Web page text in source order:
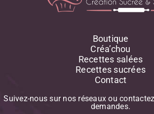
Boutique
Créa’chou
Recettes salées
Recettes sucrées
Contact
Suivez-nous sur nos réseaux ou
demandes.